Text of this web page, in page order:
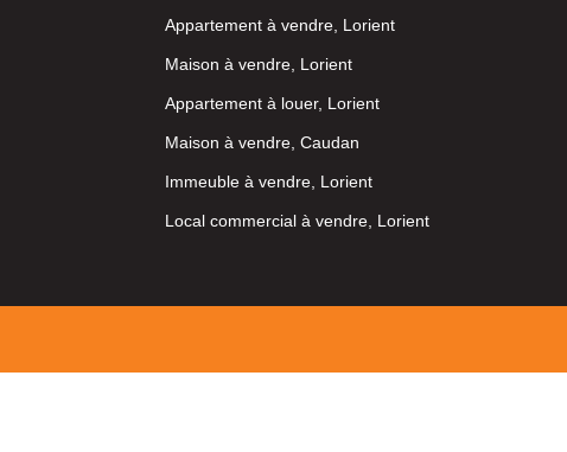
Appartement à vendre, Lorient
Maison à vendre, Lorient
Appartement à louer, Lorient
Maison à vendre, Caudan
Immeuble à vendre, Lorient
Local commercial à vendre, Lorient